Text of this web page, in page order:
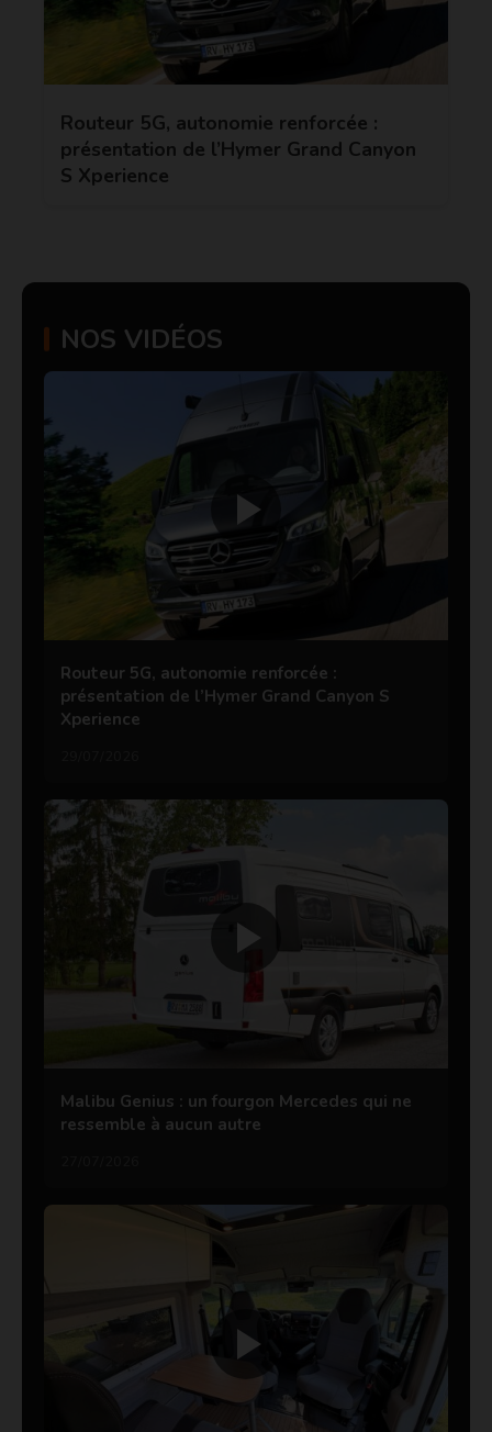
Routeur 5G, autonomie renforcée :
présentation de l’Hymer Grand Canyon
S Xperience
NOS VIDÉOS
Routeur 5G, autonomie renforcée :
présentation de l’Hymer Grand Canyon S
Xperience
Malibu Genius : un fourgon Mercedes qui ne
ressemble à aucun autre